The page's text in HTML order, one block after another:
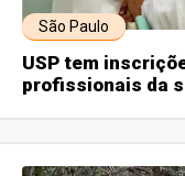
São Paulo
USP tem
profissionais da